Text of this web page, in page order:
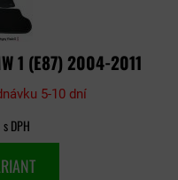
1 (E87) 2004-2011
5-10 dní
s DPH